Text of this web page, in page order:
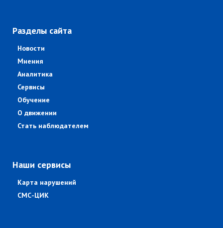
Разделы сайта
Новости
Мнения
Аналитика
Сервисы
Обучение
О движении
Стать наблюдателем
Наши сервисы
Карта нарушений
СМС-ЦИК